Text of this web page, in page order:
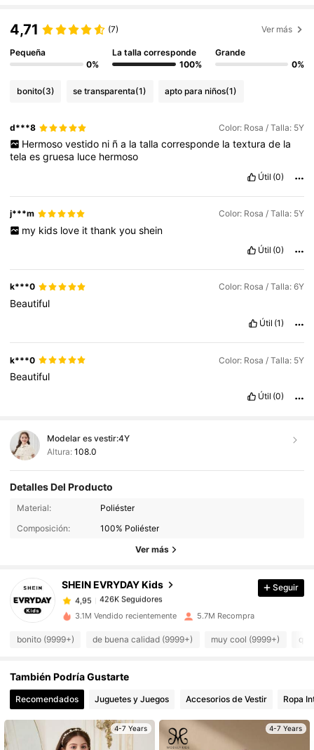
4,71 (7) Ver más
Pequeña
0%
La talla corresponde
100%
Grande
0%
bonito(3) se transparenta(1) apto para niños(1)
d***8 Color: Rosa / Talla: 5Y
Hermoso vestido ni ñ a la talla corresponde la textura de la
telaesgruesa luce hermoso
Útil (0)
j***m Color: Rosa / Talla: 5Y
my kids love it thank you shein
Útil (0)
k***0 Color: Rosa / Talla: 6Y
Beautiful
Útil (1)
k***0 Color: Rosa / Talla: 5Y
Beautiful
Útil (0)
Modelar es vestir:4Y
Altura: 108.0
Detalles Del Producto
Material:
Poliéster
Composición:
100% Poliéster
Ver más
SHEIN EVRYDAY Kids
426K Seguidores
4,95
426K Seguidores
v***7 pagó Hace 1 día
4,95 426K Seguidores
4,95 426K Seguidores
Seguir
3.1M Vendido recientemente 5.7M Recompra
bonito (9999+) de buena calidad (9999+) muy cool (9999+)
También Podría Gustarte
Recomendados Juguetes y Juegos Accesorios de Vestir Ropa
4-7 Years 4-7 Years